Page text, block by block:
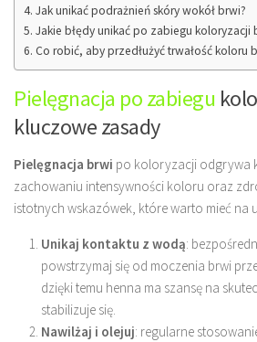
Jak unikać podrażnień skóry wokół brwi?
Jakie błędy unikać po zabiegu koloryzacji
Co robić, aby przedłużyć trwałość koloru
Pielęgnacja po zabiegu
kluczowe zasady
Pielęgnacja brwi po koloryzacji odgrywa
zachowaniu intensywności koloru oraz
istotnych wskazówek, które warto mieć na
Unikaj kontaktu z wodą:
powstrzymaj się od moczenia brwi
dzięki temu henna ma szansę na
stabilizuje się.
Nawilżaj i olejuj: regularne